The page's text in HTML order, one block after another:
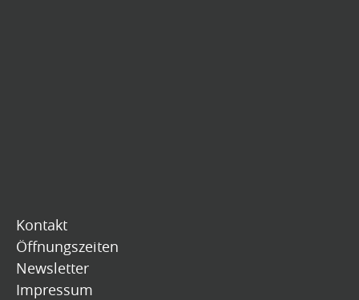
Kontakt
Öffnungszeiten
Newsletter
Impressum